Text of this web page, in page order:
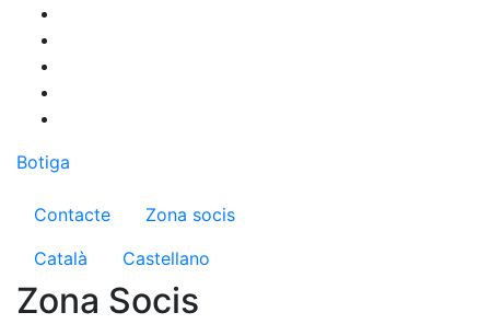
contingut
Botiga
Menú del compte d'usuari
Contacte
Zona socis
Català
Castellano
Zona Socis